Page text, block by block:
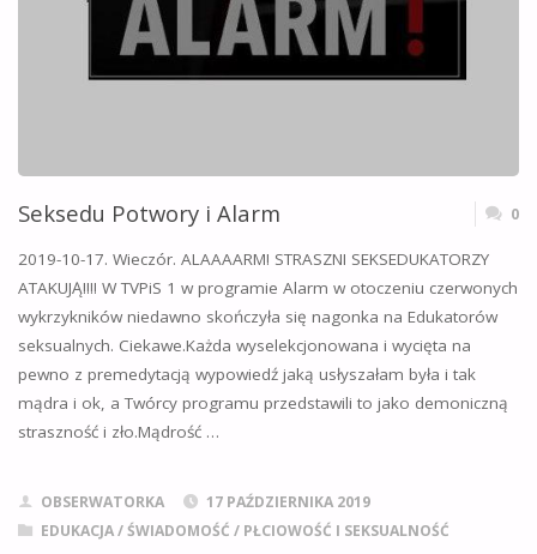
Seksedu Potwory i Alarm 0
2019-10-17. Wieczór. ALAAAARM! STRASZNI SEKSEDUKATORZY
ATAKUJĄ!!!! W TVPiS 1 w programie Alarm w otoczeniu czerwonych
wykrzykników niedawno skończyła się nagonka na Edukatorów
seksualnych. Ciekawe.Każda wyselekcjonowana i wycięta na
pewno z premedytacją wypowiedź jaką usłyszałam była i tak
mądra i ok, a Twórcy programu przedstawili to jako demoniczną
straszność i zło.Mądrość …
OBSERWATORKA
17 PAŹDZIERNIKA 2019
EDUKACJA / ŚWIADOMOŚĆ / PŁCIOWOŚĆ I SEKSUALNOŚĆ